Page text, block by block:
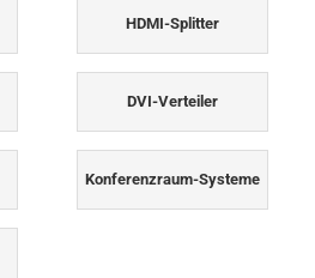
HDMI-Splitter
DVI-Verteiler
Konferenzraum-Systeme